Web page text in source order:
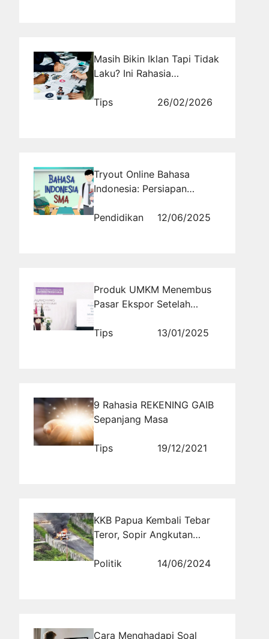
Masih Bikin Iklan Tapi Tidak
Laku? Ini Rahasia
Kampanye Digital yang
Tips 26/02/2026
Tryout Online Bahasa
Indonesia: Persiapan
SMA
Pendidikan 12/06/2025
Produk UMKM Menembus
Pasar Ekspor Setelah
Halal
Tips 13/01/2025
9 Rahasia REKENING GAIB
Sepanjang Masa
Tips 19/12/2021
KKB Papua Kembali Tebar
Teror, Sopir Angkutan
Paniai
Politik 14/06/2024
Cara Menghadapi Soal